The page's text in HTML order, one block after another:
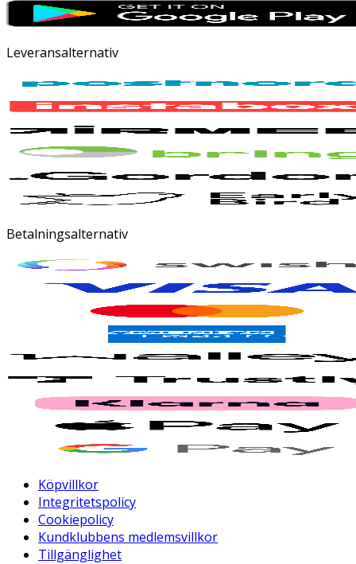
Leveransalternativ
Betalningsalternativ
Köpvillkor
Integritetspolicy
Cookiepolicy
Kundklubbens medlemsvillkor
Tillgänglighet